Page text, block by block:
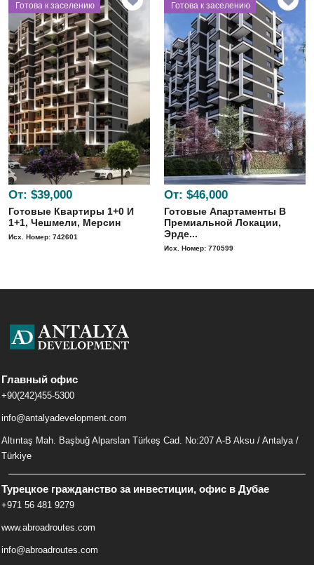
⁠Готова к заселению
От: $39,000
Готовые Квартиры 1+0 И
1+1, Чешмели, Мерсин
Исх. Номер: 742601
⁠Готова к заселению
От: $46,000
Готовые Апартаменты В
Премиальной Локации,
Эрде...
Исх. Номер: 770599
Главный офис
+90(242)455-5300
info@antalyadevelopment.com
Altıntaş Mah. Başbuğ Alparslan Türkeş Cad. No:207 A-B Aksu / Antalya /
Türkiye
Турецкое гражданство за инвестиции, офис в Дубае
+971 56 481 9279
www.abroadroutes.com
info@abroadroutes.com